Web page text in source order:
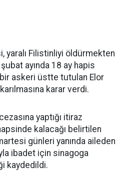
yaralı Filistinliyi öldürmekten
ayında 18 ay hapis
bir askeri üstte tutulan Elor
karar verdi.
yaptığı itiraz
kalacağı belirtilen
günleri yanında aileden
ibadet için sinagoga
kaydedildi.